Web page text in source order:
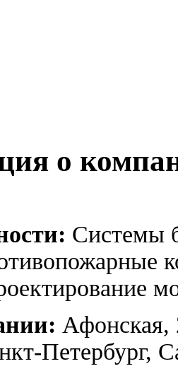
о
Системы
Афонская,
Петербург,